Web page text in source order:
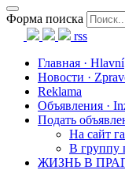
Форма поиска
rss
Главная · Hlavní
Новости ·
Reklama
Объявления ·
Подать
На сайт
В группу
ЖИЗНЬ В